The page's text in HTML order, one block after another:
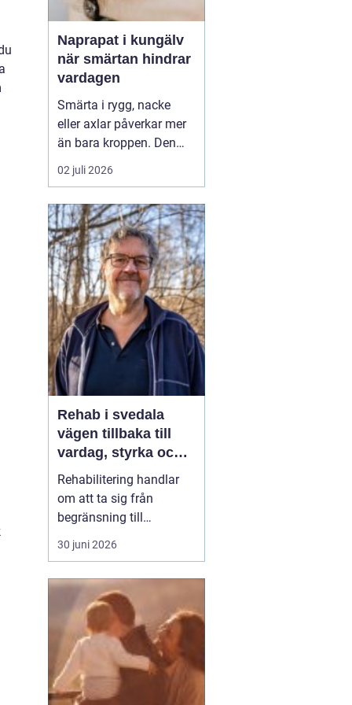
Naprapat i kungälv
när smärtan hindrar
vardagen
Smärta i rygg, nacke
eller axlar påverkar mer
än bara kroppen. Den
kan störa sömnen, göra
det svårt att koncentrera
energin från allt som
annars brukar kännas
roligt. Många vänjer sig
successivt vid värken
och tänker att den går ...
02 juli 2026
Rehab i svedala
vägen tillbaka till
vardag, styrka och
balans
Rehabilitering handlar
om att ta sig från
begränsning till
möjligheter. Efter en
skada, sjukdom eller
kroppen kännas
främmande och
vardagen tung. Med rätt
stöd inom rehab Svedala
k...
30 juni 2026